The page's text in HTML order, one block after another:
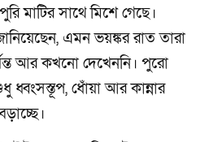
মাটির সাথে মিশে গেছে।
এমন ভয়ঙ্কর রাত তারা
আর কখনো দেখেননি। পুরো
ধোঁয়া আর কান্নার